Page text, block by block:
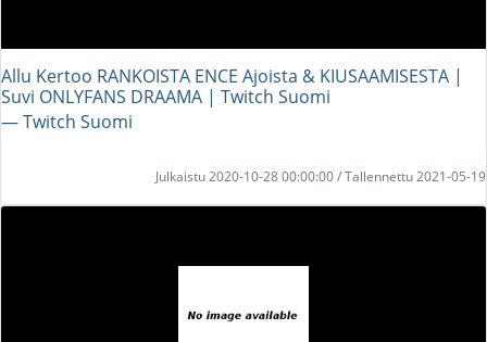
Allu Kertoo RANKOISTA ENCE Ajoista & KIUSAAMISESTA |
Suvi ONLYFANS DRAAMA | Twitch Suomi
― Twitch Suomi
Julkaistu 2020-10-28 00:00:00 / Tallennettu 2021-05-19